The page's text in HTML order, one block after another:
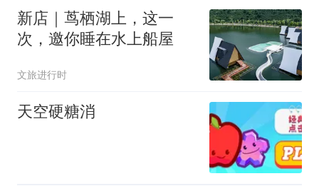
新店｜茑栖湖上，这一
次，邀你睡在水上船屋
文旅进行时
天空硬糖消